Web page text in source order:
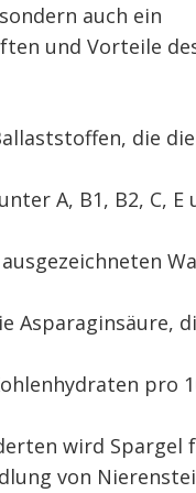
auch ein
und Vorteile
die die
A, B1, B2, C, E
Asparaginsäure,
pro
wird Spargel
von